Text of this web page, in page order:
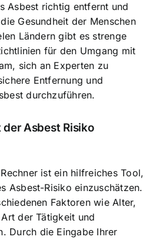
Asbest richtig entfernt und
Gesundheit der Menschen
Ländern gibt es strenge
für den Umgang mit
sich an Experten zu
Entfernung und
durchzuführen.
Asbest Risiko
ist ein hilfreiches Tool,
Asbest-Risiko einzuschätzen.
Faktoren wie Alter,
der Tätigkeit und
Durch die Eingabe Ihrer